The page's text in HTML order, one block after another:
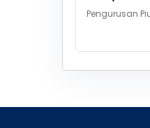
Pengurusan